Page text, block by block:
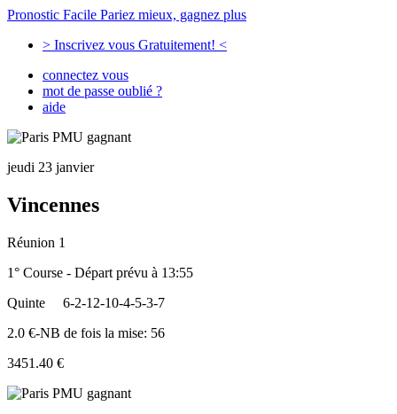
Pronostic Facile Pariez mieux, gagnez plus
> Inscrivez vous Gratuitement! <
connectez vous
mot de passe oublié ?
aide
jeudi 23 janvier
Vincennes
Réunion 1
1° Course - Départ prévu à 13:55
Quinte
6-2-12-10-4-5-3-7
2.0 €-NB de fois la mise: 56
3451.40 €